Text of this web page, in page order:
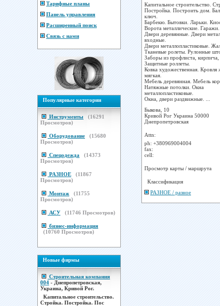
Тарифные планы
Панель управления
Расширенный поиск
Связь с нами
Популярные категории
Инструменты (16291
Просмотров)
Оборудование (15680
Просмотров)
Спецодежда (14373
Просмотров)
РАЗНОЕ (11867
Просмотров)
Монтаж (11755
Просмотров)
АСУ (11746 Просмотров)
бизнес-информация
(10760 Просмотров)
Новые фирмы
Строительная компания
004 - Днепропетровская,
Украина, Кривой Рог.
Капитальное строительство.
Стройка. Постройка. Пос
Капитальное строительство.
Постройка. Построить дом.
ключ.
Барбекю. Бытовки. Ларьки.
Ворота металлические. Гаражи.
Двери деревянные. Двери
входные.
Двери металлопластиковые.
Тканевые ролеты. Рулонные
Заборы из профлиста, кирпича,
Защитные роллеты.
Ковка художественная. Кровля
мягкая.
Мебель деревянная. Мебель
Натяжные потолки. Окна
металлопластиковые.
Окна, двери раздвижные. ...
Быкова, 10
Кривой Рог Украина 50000
Днепропетровская
Attn:
ph: +380969004004
fax:
cell:
Просмотр карты / маршрута
Классификация
РАЗНОЕ / разное